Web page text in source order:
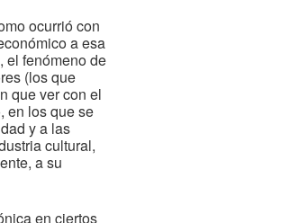
ocurrió con
a esa
el fenómeno de
(los que
que ver con el
en los que se
y a las
cultural,
a su
en ciertos